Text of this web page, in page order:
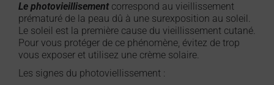
Le photovieillisementcorrespond au vieillissement
prématuré de la peau dû à une surexposition au soleil.
Le soleil est la première cause du vieillissement cutané.
Pour vous protéger de ce phénomène, évitez de trop
vous exposer et utilisez une crème solaire.
Les signes du photoviellissement :